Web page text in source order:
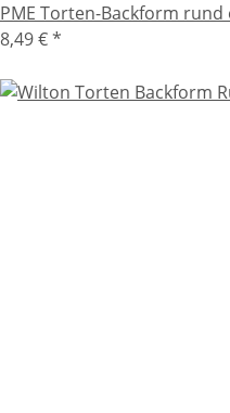
PME Torten-Backform
8,49 €*